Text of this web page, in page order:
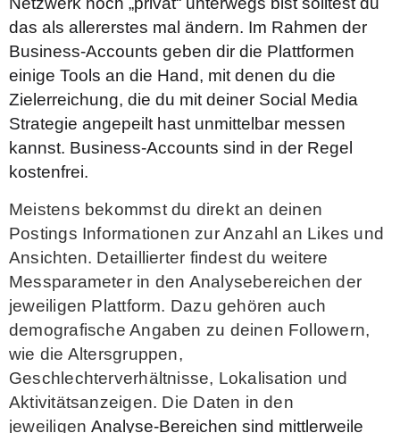
das als allererstes mal ändern. Im Rahmen der
Business-Accounts geben dir die Plattformen
einige Tools an die Hand, mit denen du die
Zielerreichung, die du mit deiner Social Media
Strategie angepeilt hast unmittelbar messen
kannst. Business-Accounts sind in der Regel
kostenfrei.
Meistens bekommst du direkt an deinen
Postings Informationen zur Anzahl an Likes und
Ansichten. Detaillierter findest du weitere
Messparameter in den Analysebereichen der
jeweiligen Plattform. Dazu gehören auch
demografische Angaben zu deinen Followern,
wie die Altersgruppen,
Geschlechterverhältnisse, Lokalisation und
Aktivitätsanzeigen. Die Daten in den
jeweiligenAnalyse-Bereichen sind mittlerweile